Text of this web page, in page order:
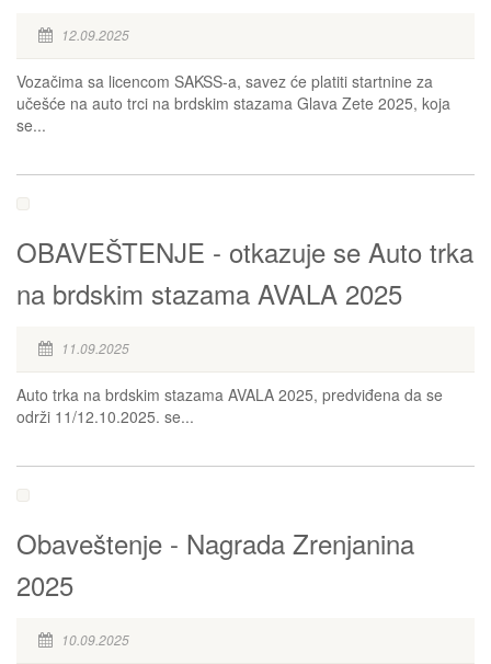
12.09.2025
Vozačima sa licencom SAKSS-a, savez će platiti startnine za
učešće na auto trci na brdskim stazama Glava Zete 2025, koja
se...
OBAVEŠTENJE - otkazuje se Auto trka
na brdskim stazama AVALA 2025
11.09.2025
Auto trka na brdskim stazama AVALA 2025, predviđena da se
održi 11/12.10.2025. se...
Obaveštenje - Nagrada Zrenjanina
2025
10.09.2025